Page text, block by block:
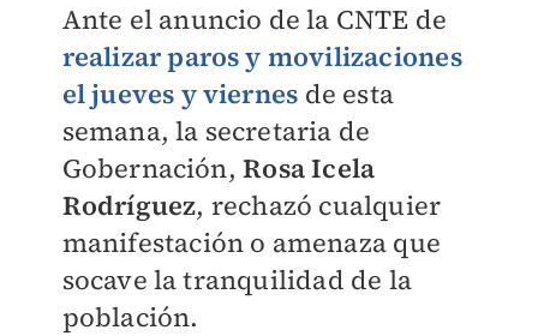
Ante el anuncio de la CNTE de
realizar paros y movilizaciones
el jueves y viernes de esta
semana, la secretaria de
Gobernación,Rosa Icela
Rodríguez, rechazó cualquier
manifestación o amenaza que
socave la tranquilidad de la
población.